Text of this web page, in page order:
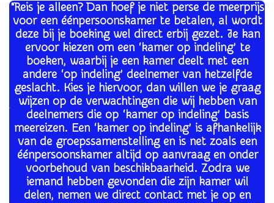
"Reis je alleen? Dan hoef je niet perse de meerprijs
voor een éénpersoonskamer te betalen, al wordt
deze bij je boeking wel direct erbij gezet. Je kan
ervoor kiezen om een ‘kamer op indeling’ te
boeken, waarbij je een kamer deelt met een
andere ‘op indeling’ deelnemer van hetzelfde
geslacht. Kies je hiervoor, dan willen we je graag
wijzen op de verwachtingen die wij hebben van
deelnemers die op ‘kamer op indeling’ basis
meereizen. Een ‘kamer op indeling’ is afhankelijk
van de groepssamenstelling en is net zoals een
éénpersoonskamer altijd op aanvraag en onder
voorbehoud van beschikbaarheid. Zodra we
iemand hebben gevonden die zijn kamer wil
delen, nemen we direct contact met je op en